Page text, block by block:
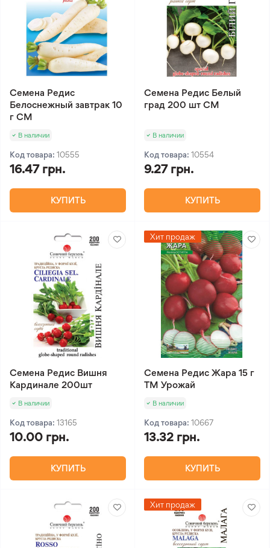
Семена Редис
Белоснежный завтрак 10
г СМ
В наличии
Код товара: 10555
16.47 грн.
КУПИТЬ
Семена Редис Белый
град 200 шт СМ
В наличии
Код товара: 10554
9.27 грн.
КУПИТЬ
Семена Редис Вишня
Кардинале 200шт
В наличии
Код товара: 13165
10.00 грн.
КУПИТЬ
Хит продаж
Семена Редис Жара 15 г
ТМ Урожай
В наличии
Код товара: 10667
13.32 грн.
КУПИТЬ
Хит продаж